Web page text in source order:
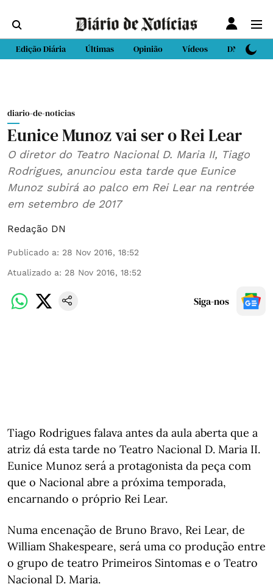
Edição Diária Últimas Opinião Vídeos DN Sport
diario-de-noticias
Eunice Munoz vai ser o Rei Lear
O diretor do Teatro Nacional D. Maria II, Tiago
Rodrigues, anunciou esta tarde que Eunice
Munoz subirá ao palco em Rei Lear na rentrée
em setembro de 2017
Redação DN
Publicado a: 28 Nov 2016, 18:52
Atualizado a: 28 Nov 2016, 18:52
Siga-nos
Tiago Rodrigues falava antes da aula aberta que a
atriz dá esta tarde no Teatro Nacional D. Maria II.
Eunice Munoz será a protagonista da peça com
que o Nacional abre a próxima temporada,
encarnando o próprio Rei Lear.
Numa encenação de Bruno Bravo, Rei Lear, de
William Shakespeare, será uma co produção entre
o grupo de teatro Primeiros Sintomas e o Teatro
Nacional D. Maria.